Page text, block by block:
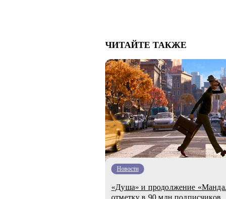
ЧИТАЙТЕ ТАКЖЕ
Новости
«Душа» и продолжение
отметку в 90 млн подписчиков